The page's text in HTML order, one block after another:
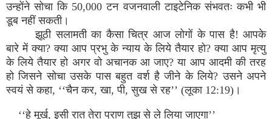
उन्होंने सोचा कि 50,000 टन वजनवाली टाइटेनिक संभवतः कभी भी
डूब नहीं सकती।
झूठी सलामती का कैसा चित्र आज लोगों के पास है! आपके
बारे में क्या? क्या आप प्रभु के न्याय के लिये तैयार हो? क्या आप मृत्यु
के लिये तैयार हो अगर वो अचानक आ जाए? या आप आदमी की तरह
हो जिसने सोचा उसके पास बहुत वर्श है जीने के लिये? उसने अपने
स्वयं से कहा, ‘‘चैन कर, खा, पी, सुख से रह’’ (लूका 12:19)।
‘‘हे मूर्ख, इसी रात तेरा प्राण तुझ से ले लिया जाएगा’’